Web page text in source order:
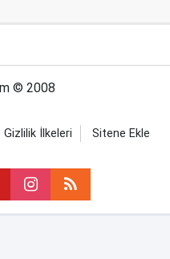
© 2008
Gizlilik İlkeleri Sitene Ekle